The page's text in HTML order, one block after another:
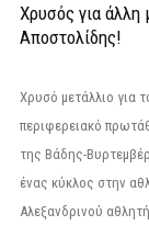
Χρυσός για άλλη
Αποστολίδης!
Χρυσό μετάλλιο για
περιφερειακό
της Βάδης-
ένας κύκλος στην
Αλεξανδρινού